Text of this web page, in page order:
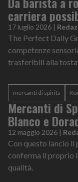
carriera
17 luglio 2026 |
The Perfect Daily
competenze
trasferibili alla
mercanti di spirits
Mercanti di
Blanco e
12 maggio 2026 |
Con questo lancio
conferma il proprio
qualità.